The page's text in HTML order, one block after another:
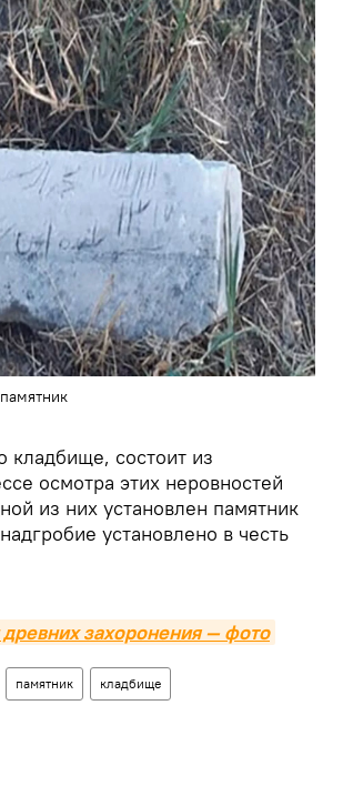
кладбище, состоит из
осмотра этих неровностей
из них установлен памятник
установлено в честь
захоронения — фото
памятник кладбище